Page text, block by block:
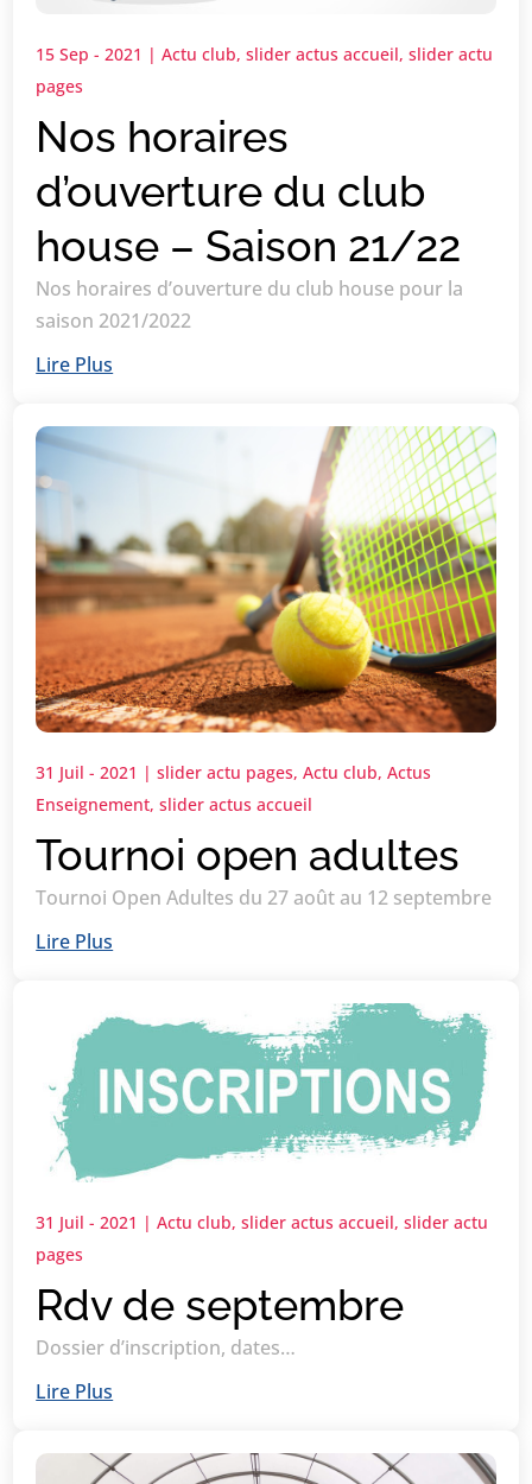
Nos horaires
d’ouverture du club
house – Saison 21/22
15 Sep - 2021 |Actu club,slider actus accueil,slider actu
pages
Nos horaires d’ouverture du club house pour la
saison 2021/2022
Lire Plus
Tournoi open adultes
31 Juil - 2021 |slider actu pages,Actu club,Actus
Enseignement,slider actus accueil
Tournoi Open Adultes du 27 août au 12 septembre
Lire Plus
Rdv de septembre
31 Juil - 2021 |Actu club,slider actus accueil,slider actu
pages
Dossier d’inscription, dates…
Lire Plus